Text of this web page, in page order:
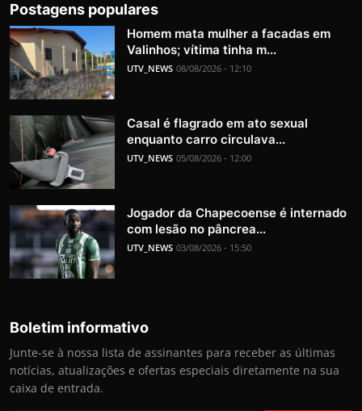
Postagens populares
Homem mata mulher a facadas em
Valinhos; vítima tinha m...
UTV_NEWS 08/08/2026 - 12:10
Casal é flagrado em ato sexual
enquanto carro circulava...
UTV_NEWS 05/08/2026 - 12:00
Jogador da Chapecoense é internado
com lesão no pâncrea...
UTV_NEWS 03/08/2026 - 15:50
Boletim informativo
Junte-se à nossa lista de assinantes para receber as últimas
notícias, atualizações e ofertas especiais diretamente na sua
caixa de entrada.